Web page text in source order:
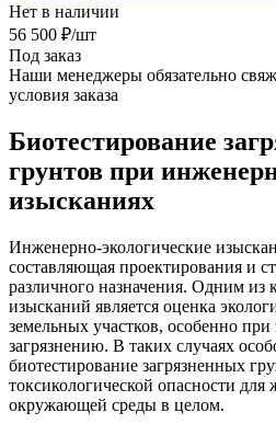
Нет в наличии
56 500 ₽/шт
Под заказ
Наши менеджеры обязательно
условия заказа
Биотестирование
грунтов при
изысканиях
Инженерно-экологические
составляющая проектирования и
различного назначения. Одним из
изысканий является оценка
земельных участков, особенно
загрязнению. В таких случаях
биотестирование загрязненных
токсикологической опасности
окружающей среды в целом.